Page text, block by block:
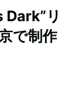
リ
で制作